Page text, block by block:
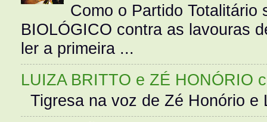
Como o Partido Totalitário
BIOLÓGICO contra as lavouras
ler a primeira ...
LUIZA BRITTO e ZÉ HONÓRIO
Tigresa na voz de Zé Honório